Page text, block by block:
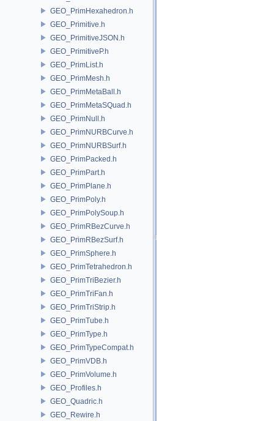
GEO_PrimHexahedron.h
GEO_Primitive.h
GEO_PrimitiveJSON.h
GEO_PrimitiveP.h
GEO_PrimList.h
GEO_PrimMesh.h
GEO_PrimMetaBall.h
GEO_PrimMetaSQuad.h
GEO_PrimNull.h
GEO_PrimNURBCurve.h
GEO_PrimNURBSurf.h
GEO_PrimPacked.h
GEO_PrimPart.h
GEO_PrimPlane.h
GEO_PrimPoly.h
GEO_PrimPolySoup.h
GEO_PrimRBezCurve.h
GEO_PrimRBezSurf.h
GEO_PrimSphere.h
GEO_PrimTetrahedron.h
GEO_PrimTriBezier.h
GEO_PrimTriFan.h
GEO_PrimTriStrip.h
GEO_PrimTube.h
GEO_PrimType.h
GEO_PrimTypeCompat.h
GEO_PrimVDB.h
GEO_PrimVolume.h
GEO_Profiles.h
GEO_Quadric.h
GEO_Rewire.h